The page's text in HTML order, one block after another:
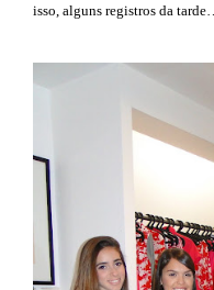
isso, alguns registros da tarde…